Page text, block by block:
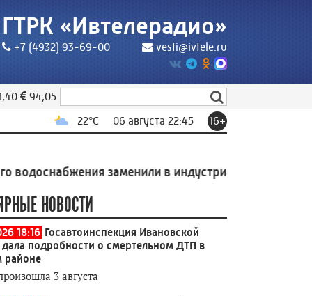
ГТРК «Ивтелерадио»
+7 (4932) 93-69-00 vesti@ivtele.ru
94,05
22°C 06 августа 22:45 16+
заменили в индустриальном парке Родники
НОВОСТИ
18:16 Госавтоинспекция Ивановской
дала подробности о смертельном ДТП в
3 августа